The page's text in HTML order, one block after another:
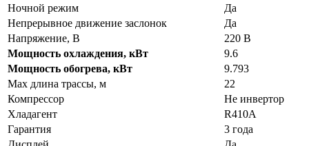
Ночной режим
Да
Непрерывное движение заслонок
Да
Напряжение, В
220 В
Мощность охлаждения, кВт
9.6
Мощность обогрева, кВт
9.793
Max длина трассы, м
22
Компрессор
Не инвертор
Хладагент
R410A
Гарантия
3 года